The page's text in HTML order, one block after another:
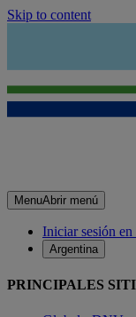
Skip to content
MenuAbrir menú
Iniciar sesión
Argentina
PRINCIPALES